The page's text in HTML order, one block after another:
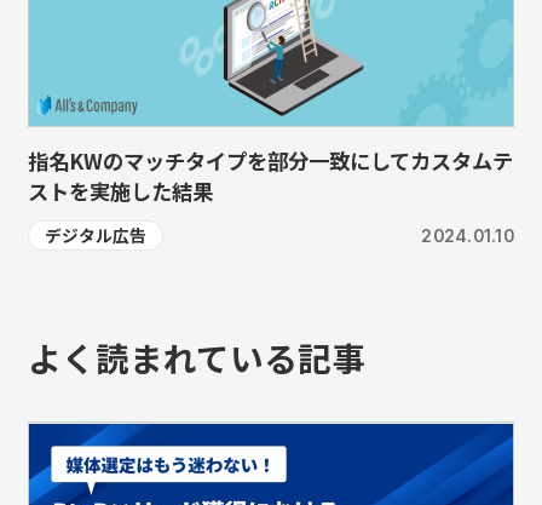
指名KWのマッチタイプを部分一致にしてカスタムテ
ストを実施した結果
デジタル広告 2024.01.10
よく読まれている記事